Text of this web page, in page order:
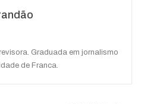
Graduada em jornalismo
de Franca.